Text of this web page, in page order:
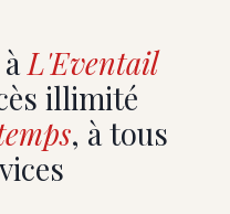
L'Eventail
illimité
, à tous